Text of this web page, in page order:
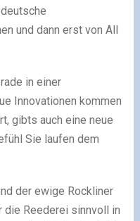
und dann erst von All
in einer
Innovationen kommen
gibts auch eine neue
Sie laufen dem
der ewige Rockliner
die Reederei sinnvoll in